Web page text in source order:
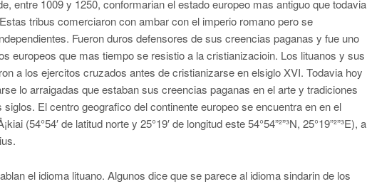
entre 1009 y 1250, conformarian el estado europeo mas antiguo que todavia
tribus comerciaron con ambar con el imperio romano pero se
Fueron duros defensores de sus creencias paganas y fue uno
europeos que mas tiempo se resistio a la cristianizacioin. Los lituanos y sus
a los ejercitos cruzados antes decristianizarse en elsiglo XVI. Todavia hoy
lo arraigadas que estaban sus creencias paganas en el arte y tradiciones
siglos. El centro geografico del continente europeo se encuentra enen el
(54°54′ de latitud norte y 25°19′ de longitud este54°54”²”³N, 25°19”²”³E), a
el idioma lituano. Algunos dice que se parece al idioma sindarin de los